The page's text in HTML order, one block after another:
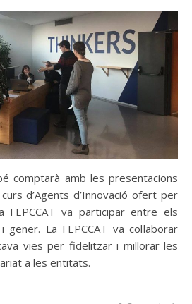
comptarà amb les presentacions
d’Agents d’Innovació ofert per
FEPCCAT va participar entre els
La FEPCCAT va col·laborar
vies per fidelitzar i millorar les
a les entitats.